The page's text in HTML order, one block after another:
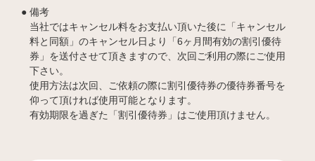
備考
当社ではキャンセル料をお支払い頂いた後に「キャンセル
料と同額」のキャンセル日より「6ヶ月間有効の割引優待
券」を送付させて頂きますので、次回ご利用の際にご使用
下さい。
使用方法は次回、ご依頼の際に割引優待券の優待券番号を
仰って頂ければ使用可能となります。
有効期限を過ぎた「割引優待券」はご使用頂けません。